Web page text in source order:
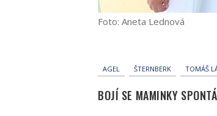
Foto: Aneta Lednová
AGEL ŠTERNBERK TOMÁŠ
BOJÍ SE MAMINKY